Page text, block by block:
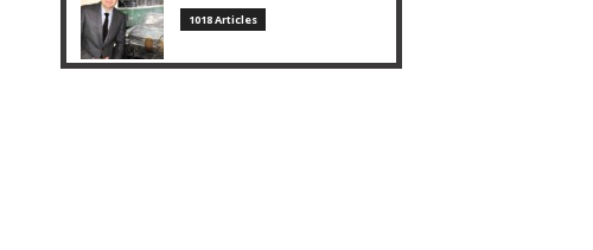
1018 Articles